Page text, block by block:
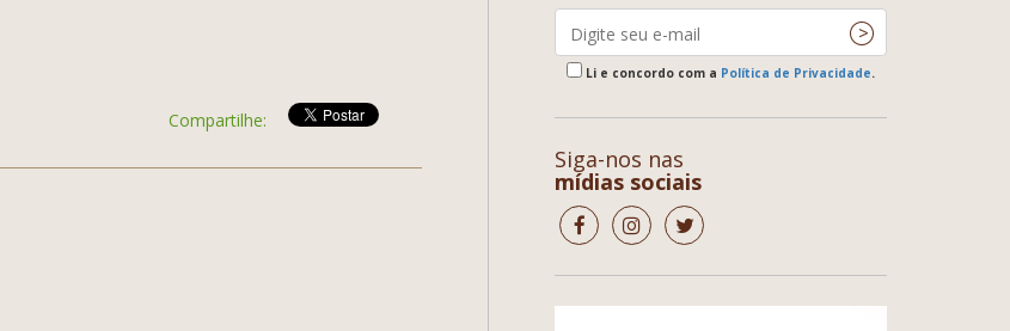
Compartilhe:
Li e concordo com a Política de Privacidade.
Siga-nos nas
mídias sociais